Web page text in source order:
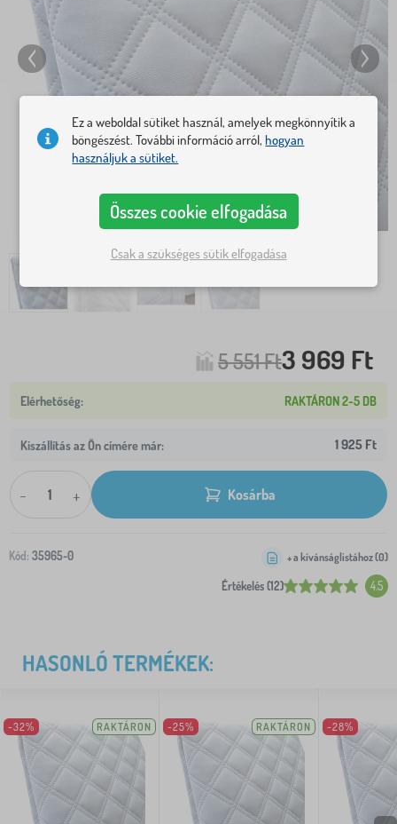
5 551 Ft3 969 Ft
RAKTÁRON 2-5 DB
Kiszállítás az Ön címére már: 1 925 Ft
- + Kosárba
Kód: 35965-0
Értékelés (12) 4.5
+ a kívánságlistához (0)
HASONLÓ TERMÉKEK:
-32% RAKTÁRON -25% RAKTÁRON -28%
Ez a weboldal sütiket használ, amelyek megkönnyítik a
böngészést. További információ arról,hogyan
használjuk a sütiket.
Összes cookie elfogadása
Csak a szükséges sütik elfogadása